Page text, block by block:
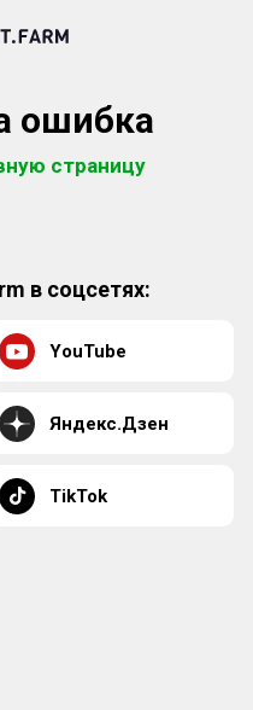
ошибка
страницу
в соцсетях:
YouTube
Яндекс.Дзен
TikTok